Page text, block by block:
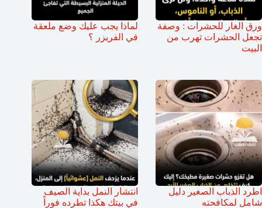
ورق الغار للحشرات : وصفة
تجعل الحشرات تهرب من
البيت
لماذا يجب عليك وضع ملعقة
في الفريزر ؟
اطرد الذباب الصغير دليل
شامل لمكافحته
انتشار النمل بداية الصيف
في بيتك هكذا تطرده فوراً